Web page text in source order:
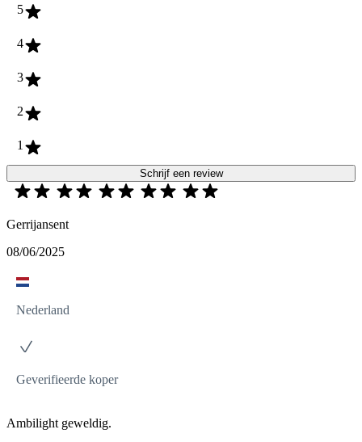
5
4
3
2
1
Schrijf een review
Gerrijansent
08/06/2025
Nederland
Geverifieerde koper
Ambilight geweldig.